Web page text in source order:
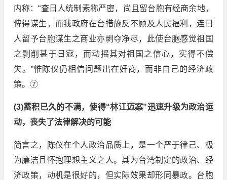
内称：“查日人统制素称严密，尚且留台胞有经商余地，
俾得谋生，而我政府在台措施反不顾及人民福利，连日
人留予台胞谋生之商业亦剥夺净尽，此使台胞感觉祖国
之剥削甚于日寇，而动摇其对祖国之信心，实得不偿
失。”惟陈仪仍相信问题出在奸商，而非自己的经济政
策。⑦
(3)蓄积已久的不满，使得“林江迈案”迅速升级为政治运
动，丧失了法律解决的可能
简言之，陈仪在个人政治品质上，是一个严于律己、极
为廉洁且怀抱理想主义之人。其为台湾制定的政治、经
济政策，动机是很好的，但实际效果却形同暴政。台胞